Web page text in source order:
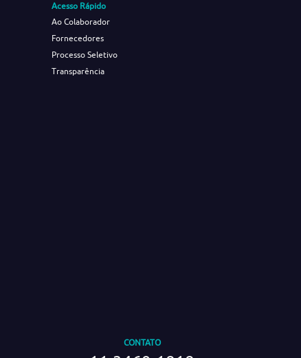
Acesso Rápido
Ao Colaborador
Fornecedores
Processo Seletivo
Transparência
CONTATO